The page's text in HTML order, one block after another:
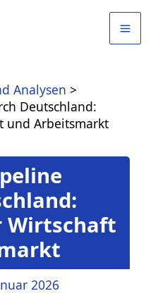
Analysen
Deutschland:
und Arbeitsmarkt
Wirtschaft
2026